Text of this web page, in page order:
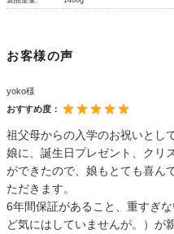
お客様の声
yoko様
おすすめ度：
祖父母からの入学のお祝いとし
娘に、誕生日プレゼント、クリ
ができたので、娘もとても喜ん
ただきます。
6年間保証があること、重すぎ
ど気にはしていませんが。）が